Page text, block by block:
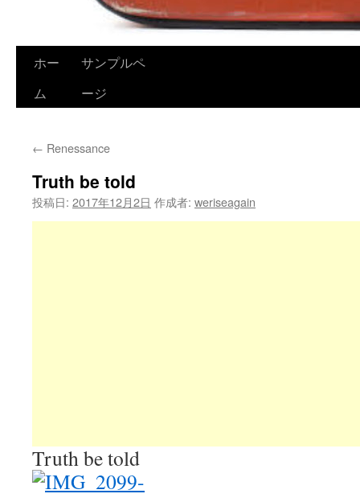
ホー
ム
サンプルペ
ージ
← Renessance
Truth be told
投稿日: 2017年12月2日 作成者: weriseagain
Truth be told